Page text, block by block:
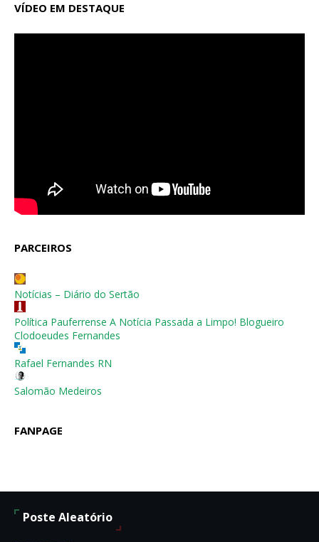
VÍDEO EM DESTAQUE
PARCEIROS
Notícias – Diário do Sertão
Política Pauferrense A Notícia Passada a Limpo! Blogueiro
Clodoeudes Fernandes
Rafael Fernandes RN
Salomão Medeiros
FANPAGE
Poste Aleatório